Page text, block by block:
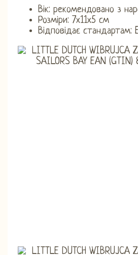
Вік: рекомендовано з
Розміри: 7х11х5 см
Відповідає стандартам: